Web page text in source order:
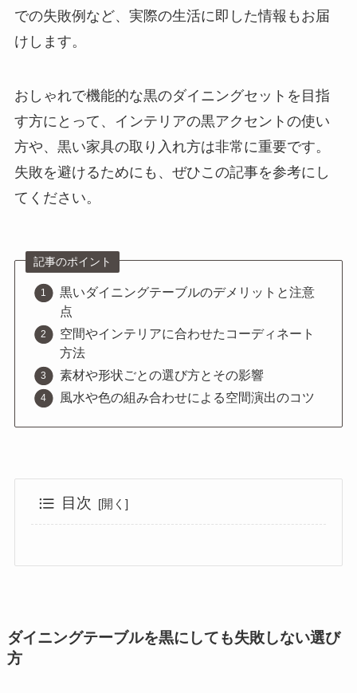
での失敗例など、実際の生活に即した情報もお届
けします。
おしゃれで機能的な黒のダイニングセットを目指
す方にとって、インテリアの黒アクセントの使い
方や、黒い家具の取り入れ方は非常に重要です。
失敗を避けるためにも、ぜひこの記事を参考にし
てください。
記事のポイント
黒いダイニングテーブルのデメリットと注意
点
空間やインテリアに合わせたコーディネート
方法
素材や形状ごとの選び方とその影響
風水や色の組み合わせによる空間演出のコツ
目次
ダイニングテーブルを黒にしても失敗しない選び
方